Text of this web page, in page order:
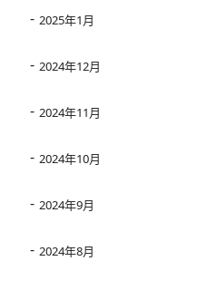
2025年1月
2024年12月
2024年11月
2024年10月
2024年9月
2024年8月